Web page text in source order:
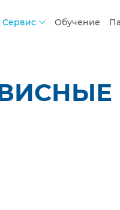
Сервис Обучение